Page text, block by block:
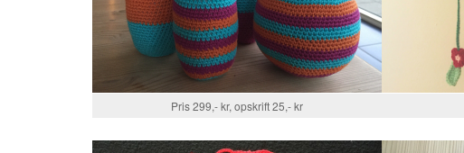
Pris 299,- kr, opskrift 25,- kr